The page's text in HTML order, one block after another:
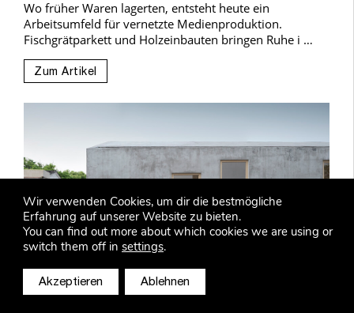
Wo früher Waren lagerten, entsteht heute ein
Arbeitsumfeld für vernetzte Medienproduktion.
Fischgrätparkett und Holzeinbauten bringen Ruhe i …
Zum Artikel
Wir verwenden Cookies, um dir die bestmögliche
Erfahrung auf unserer Website zu bieten.
You can find out more about which cookies we are using or
switch them off in settings.
Akzeptieren Ablehnen